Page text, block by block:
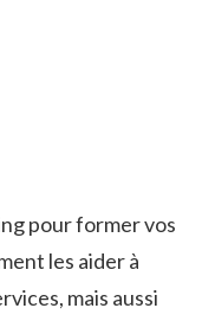
pour ​former vos
les aider à
mais aussi